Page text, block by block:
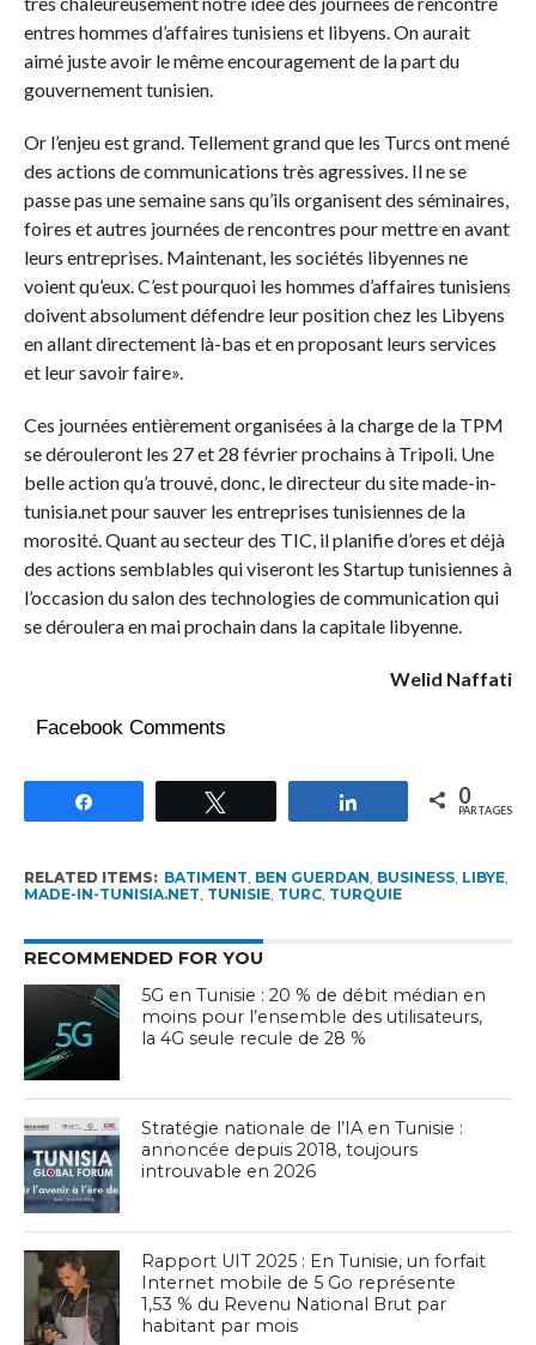
entres hommes d’affaires tunisiens et libyens. On aurait
aimé juste avoir le même encouragement de la part du
gouvernement tunisien.
Or l’enjeu est grand. Tellement grand que les Turcs ont mené
des actions de communications très agressives. Il ne se
passe pas une semaine sans qu’ils organisent des séminaires,
foires et autres journées de rencontres pour mettre en avant
leurs entreprises. Maintenant, les sociétés libyennes ne
voient qu’eux. C’est pourquoi les hommes d’affaires tunisiens
doivent absolument défendre leur position chez les Libyens
en allant directement là-bas et en proposant leurs services
et leur savoir faire».
Ces journées entièrement organisées à la charge de la TPM
se dérouleront les 27 et 28 février prochains à Tripoli. Une
belle action qu’a trouvé, donc, le directeur du site made-in-
tunisia.net pour sauver les entreprises tunisiennes de la
morosité. Quant au secteur des TIC, il planifie d’ores et déjà
des actions semblables qui viseront les Startup tunisiennes à
l’occasion du salon des technologies de communication qui
se déroulera en mai prochain dans la capitale libyenne.
Welid Naffati
Facebook Comments
Partagez 0
PARTAGES
RELATED ITEMS: BATIMENT BEN GUERDAN BUSINESS, LIBYE,
MADE-IN-TUNISIA.NET TUNISIE, TURC, TURQUIE
RECOMMENDED FOR YOU
5G en Tunisie : 20 % de débit médian en
moins pour l’ensemble des utilisateurs,
la 4G seule recule de 28 %
Stratégie nationale de l’IA en Tunisie :
annoncée depuis 2018, toujours
introuvable en 2026
Rapport UIT 2025 : En Tunisie, un forfait
Internet mobile de 5 Go représente
1,53 % du Revenu National Brut par
habitant par mois